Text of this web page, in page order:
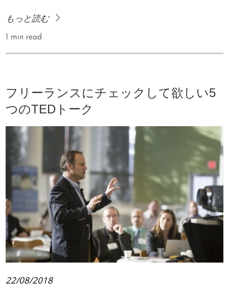
もっと読む
1 min read
フリーランスにチェックして欲しい5
つのTEDトーク
22/08/2018